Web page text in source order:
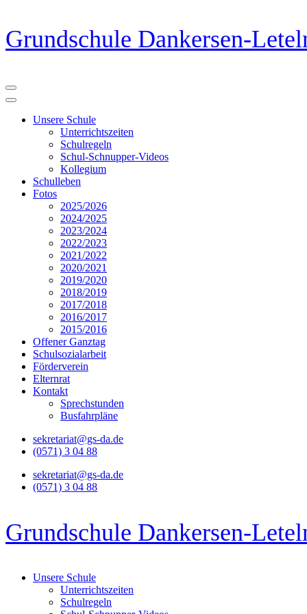
Zum
Inhalt
springen
Grundschule Dankersen-
Unsere Schule
Unterrichtszeiten
Schulregeln
Schul-Schnupper-Videos
Kollegium
Schulleben
Fotos
2025/2026
2024/2025
2023/2024
2022/2023
2021/2022
2020/2021
2019/2020
2018/2019
2017/2018
2016/2017
2015/2016
Offener Ganztag
Schulsozialarbeit
Förderverein
Elternrat
Kontakt
Sprechstunden
Busfahrpläne
sekretariat@gs-da.de
(0571) 3 04 88
sekretariat@gs-da.de
(0571) 3 04 88
Grundschule Dankersen-
Unsere Schule
Unterrichtszeiten
Schulregeln